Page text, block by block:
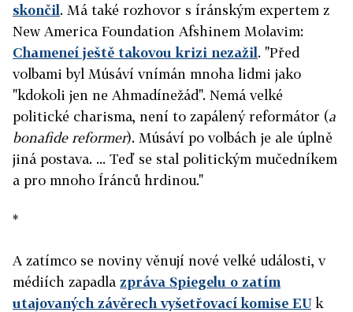
skončil. Má také rozhovor s íránským expertem z
New America Foundation Afshinem Molavim:
Chameneí ještě takovou krizi nezažil. "Před
volbami byl Músáví vnímán mnoha lidmi jako
"kdokoli jen ne Ahmadínežád". Nemá velké
politické charisma, není to zapálený reformátor (a
bonafide reformer). Músáví po volbách je ale úplně
jiná postava. ... Teď se stal politickým mučedníkem
a pro mnoho Íránců hrdinou."
*
A zatímco se noviny věnují nové velké události, v
médiích zapadla zpráva Spiegelu o zatím
utajovaných závěrech vyšetřovací komise EUk